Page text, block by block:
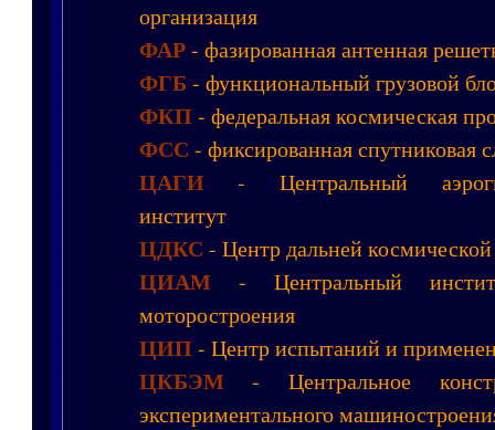
организация
ФАР- фазированная антенная
ФГБ- функциональный грузовой
ФКП - федеральная космическая
ФСС - фиксированная спутниковая
ЦАГИ- Центральный
институт
ЦДКС - Центр дальней космической
ЦИАМ- Центральный
моторостроения
ЦИП - Центр испытаний и
ЦКБЭМ- Центральное
экспериментального